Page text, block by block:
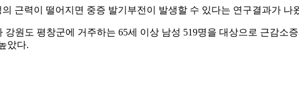
근력이 떨어지면 중증 발기부전이 발생할 수 있다는 연구결과가 나
원도 평창군에 거주하는 65세 이상 남성 519명을 대상으로 근감소
았다.